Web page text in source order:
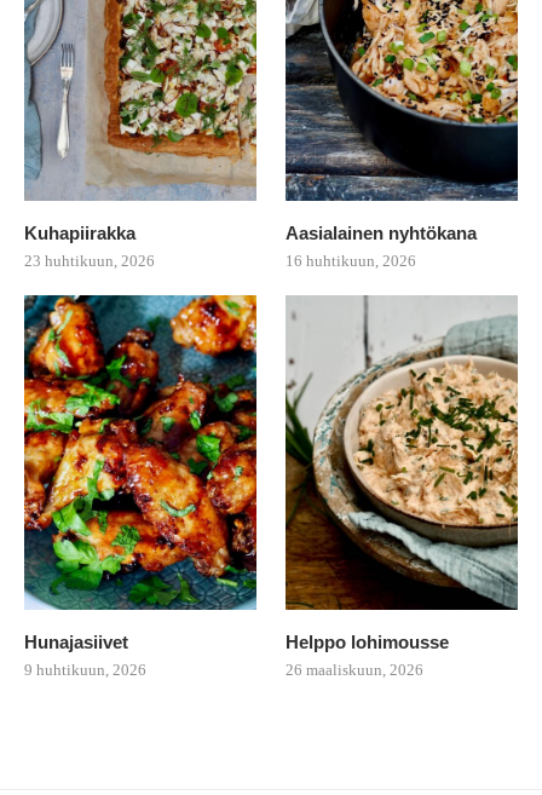
Kuhapiirakka
23 huhtikuun, 2026
Aasialainen nyhtökana
16 huhtikuun, 2026
Hunajasiivet
9 huhtikuun, 2026
Helppo lohimousse
26 maaliskuun, 2026